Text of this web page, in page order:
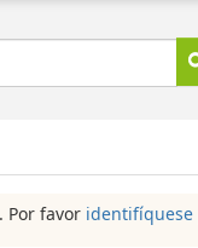
Por favor identifíquese